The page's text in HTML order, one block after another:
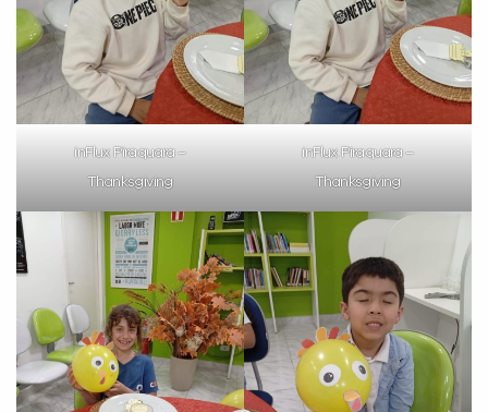
inFlux Piraquara –
Thanksgiving
inFlux Piraquara –
Thanksgiving
você digitou.
Preencha com seus dados abaixo e
já vamos te colocar em contato
com a: